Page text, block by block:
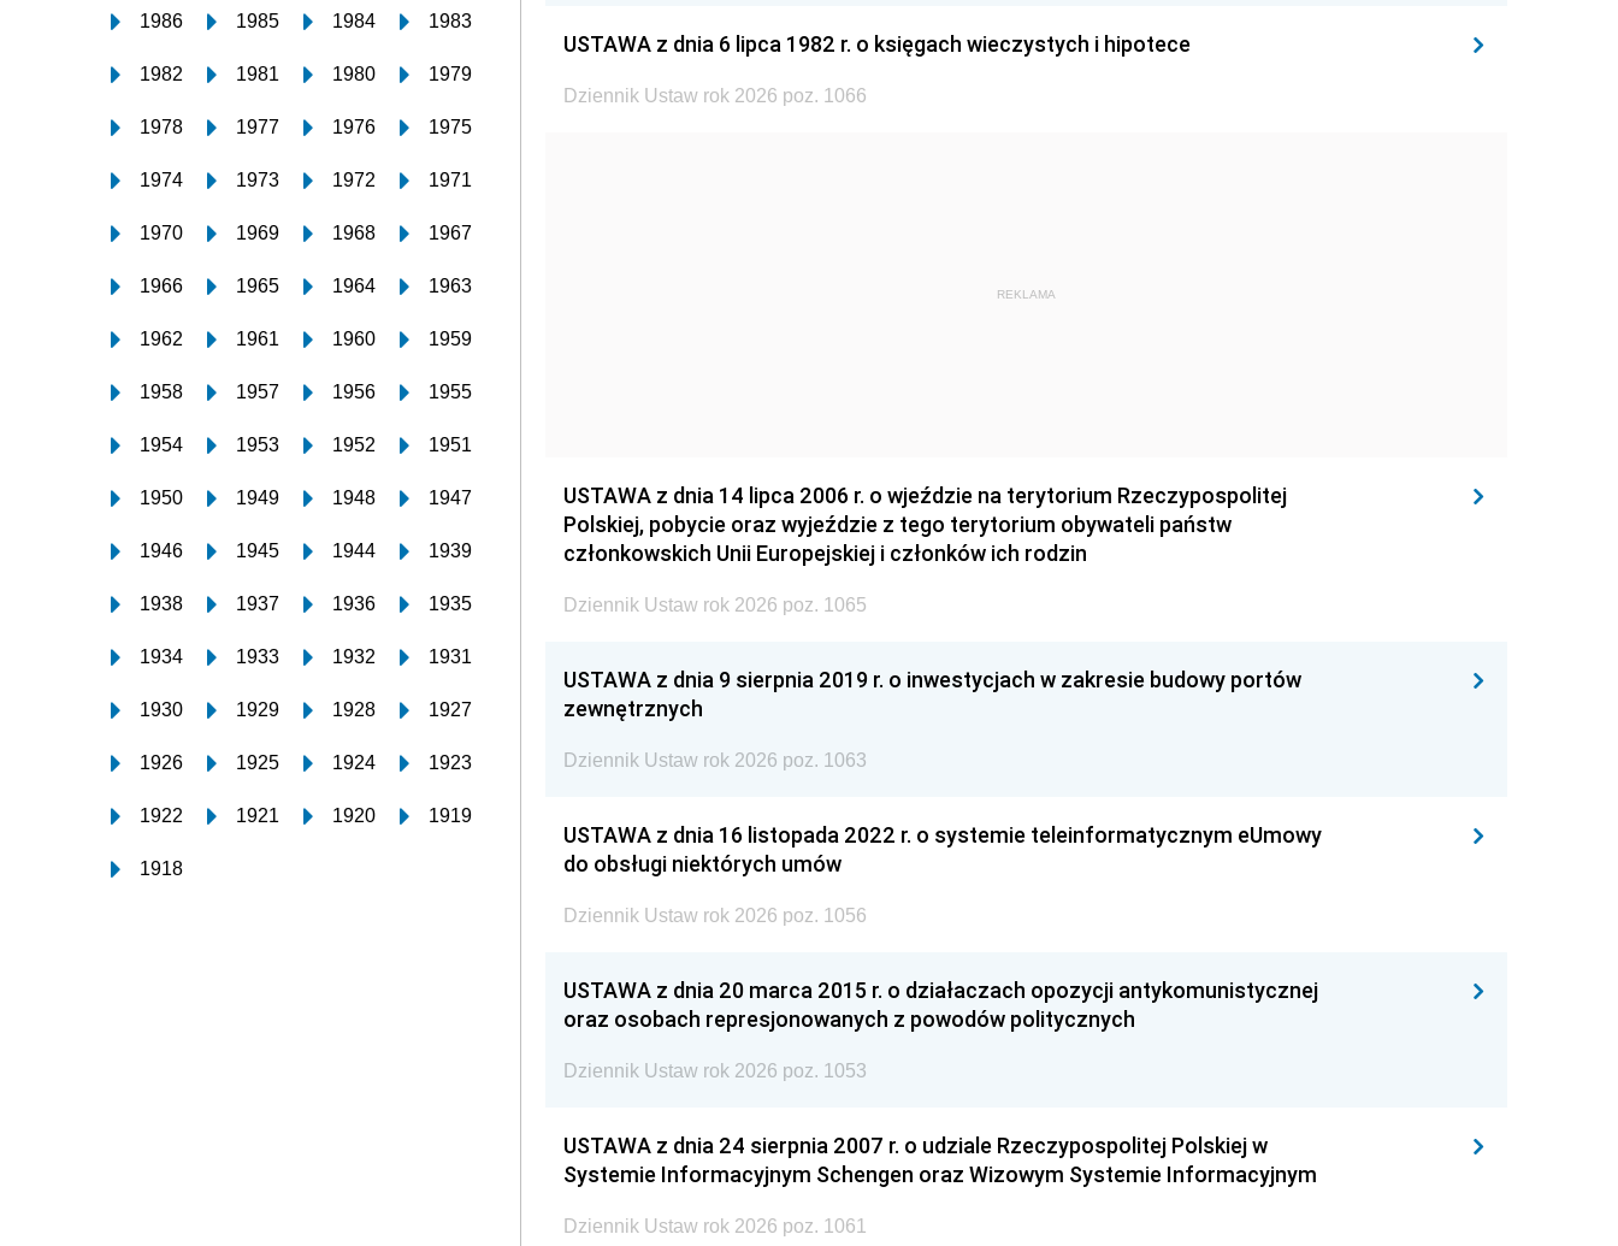
1986 1985 1984 1983
1982 1981 1980 1979
1978 1977 1976 1975
1974 1973 1972 1971
1970 1969 1968 1967
1966 1965 1964 1963
1962 1961 1960 1959
1958 1957 1956 1955
1954 1953 1952 1951
1950 1949 1948 1947
1946 1945 1944 1939
1938 1937 1936 1935
1934 1933 1932 1931
1930 1929 1928 1927
1926 1925 1924 1923
1922 1921 1920 1919
1918
USTAWA z dnia 6 lipca 1982 r. o księgach wieczystych i hipotece
Dziennik Ustaw rok 2026 poz. 1066
REKLAMA
USTAWA z dnia 14 lipca 2006 r. o wjeździe na terytorium Rzeczypospolitej
Polskiej, pobycie oraz wyjeździe z tego terytorium obywateli państw
członkowskich Unii Europejskiej i członków ich rodzin
Dziennik Ustaw rok 2026 poz. 1065
USTAWA z dnia 9 sierpnia 2019 r. o inwestycjach w zakresie budowy portów
zewnętrznych
Dziennik Ustaw rok 2026 poz. 1063
USTAWA z dnia 16 listopada 2022 r. o systemie teleinformatycznym eUmowy
do obsługi niektórych umów
Dziennik Ustaw rok 2026 poz. 1056
USTAWA z dnia 20 marca 2015 r. o działaczach opozycji antykomunistycznej
oraz osobach represjonowanych z powodów politycznych
Dziennik Ustaw rok 2026 poz. 1053
USTAWA z dnia 24 sierpnia 2007 r. o udziale Rzeczypospolitej Polskiej w
Systemie Informacyjnym Schengen oraz Wizowym Systemie Informacyjnym
Dziennik Ustaw rok 2026 poz. 1061